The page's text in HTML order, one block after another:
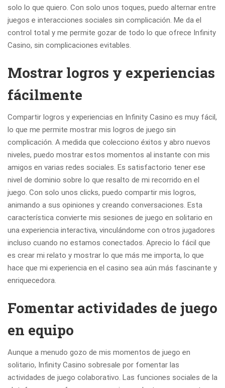
solo lo que quiero. Con solo unos toques, puedo alternar entre
juegos e interacciones sociales sin complicación. Me da el
control total y me permite gozar de todo lo que ofrece Infinity
Casino, sin complicaciones evitables.
Mostrar logros y experiencias
fácilmente
Compartir logros y experiencias en Infinity Casino es muy fácil,
lo que me permite mostrar mis logros de juego sin
complicación. A medida que colecciono éxitos y abro nuevos
niveles, puedo mostrar estos momentos al instante con mis
amigos en varias redes sociales. Es satisfactorio tener ese
nivel de dominio sobre lo que resalto de mi recorrido en el
juego. Con solo unos clicks, puedo compartir mis logros,
animando a sus opiniones y creando conversaciones. Esta
característica convierte mis sesiones de juego en solitario en
una experiencia interactiva, vinculándome con otros jugadores
incluso cuando no estamos conectados. Aprecio lo fácil que
es crear mi relato y mostrar lo que más me importa, lo que
hace que mi experiencia en el casino sea aún más fascinante y
enriquecedora.
Fomentar actividades de juego
en equipo
Aunque a menudo gozo de mis momentos de juego en
solitario, Infinity Casino sobresale por fomentar las
actividades de juego colaborativo. Las funciones sociales de la